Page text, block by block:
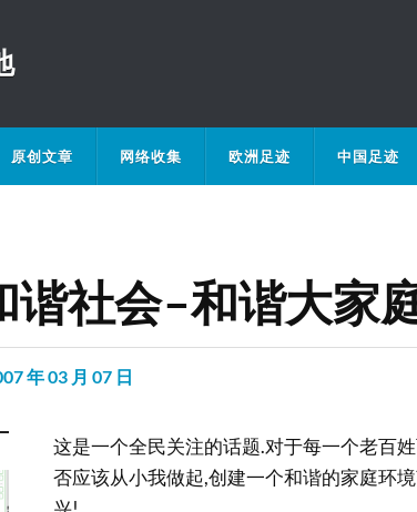
原创文章 网络收集 欧洲足迹 中国足迹
谐社会-和谐大家
年 03 月 07 日
这是一个全民关注的话题.对于每一个老百
否应该从小我做起,创建一个和谐的家庭环